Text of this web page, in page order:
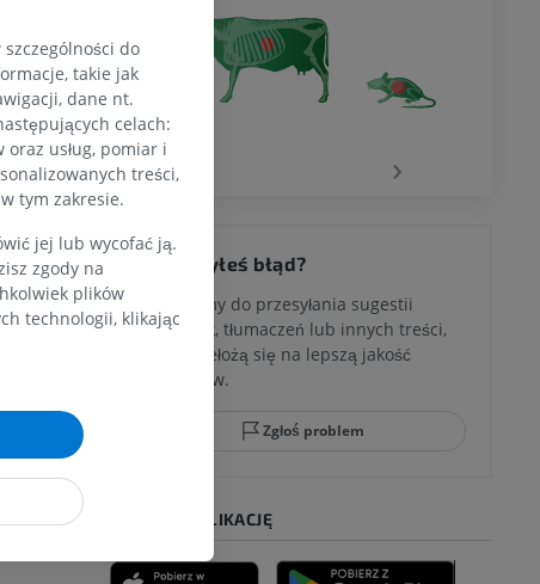
›
Zauważyłeś błąd?
Zachęcamy do przesyłania sugestii
poprawek, tłumaczeń lub innych treści,
które przełożą się na lepszą jakość
materiałów.
Zgłoś problem
POBIERZ APLIKACJĘ
do
takie jak
dane nt.
celach:
usług, pomiar i
treści,
tym zakresie.
jej lub wycofać ją.
zgody na
plików
technologii, klikając